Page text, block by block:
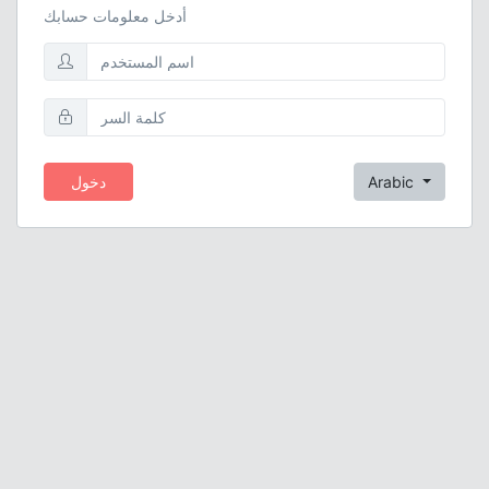
أدخل معلومات حسابك
دخول Arabic